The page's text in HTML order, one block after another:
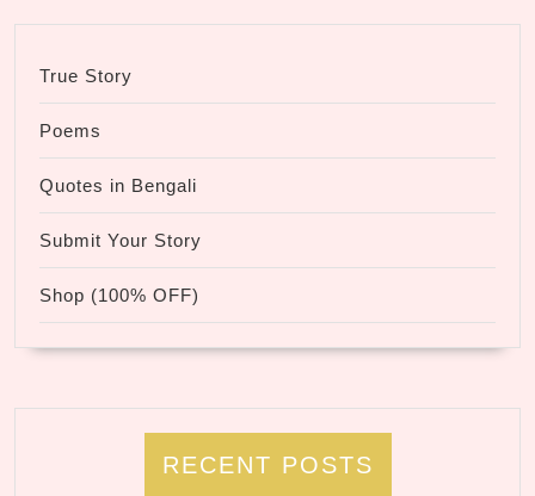
True Story
Poems
Quotes in Bengali
Submit Your Story
Shop (100% OFF)
RECENT POSTS